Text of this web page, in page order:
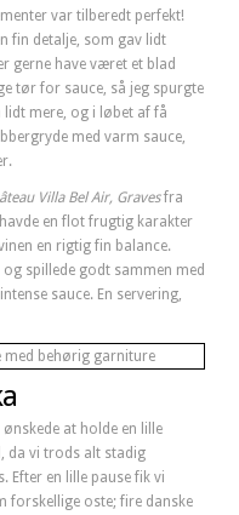
var tilberedt perfekt!
fin detalje, som gav lidt
gerne have været et blad
tør for sauce, så jeg spurgte
lidt mere, og i løbet af få
med varm sauce,
Villa Bel Air, Gravesfra
en flot frugtig karakter
en rigtig fin balance.
spillede godt sammen med
sauce. En servering,
at holde en lille
da vi trods alt stadig
Efter en lille pause fik vi
forskellige oste; fire danske